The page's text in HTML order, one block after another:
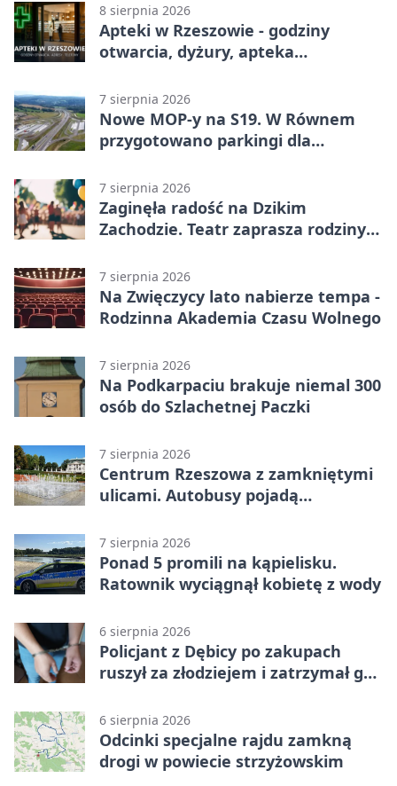
8 sierpnia 2026
Apteki w Rzeszowie - godziny
otwarcia, dyżury, apteka
7 sierpnia 2026
Nowe MOP-y na S19. W Równem
przygotowano parkingi dla
7 sierpnia 2026
Zaginęła radość na Dzikim
Zachodzie. Teatr zaprasza rodziny
7 sierpnia 2026
Na Zwięczycy lato nabierze tempa -
Rodzinna Akademia Czasu Wolnego
7 sierpnia 2026
Na Podkarpaciu brakuje niemal 300
osób do Szlachetnej Paczki
7 sierpnia 2026
Centrum Rzeszowa z zamkniętymi
ulicami. Autobusy pojadą
7 sierpnia 2026
Ponad 5 promili na kąpielisku.
Ratownik wyciągnął kobietę z wody
6 sierpnia 2026
Policjant z Dębicy po zakupach
ruszył za złodziejem i zatrzymał go
6 sierpnia 2026
Odcinki specjalne rajdu zamkną
drogi w powiecie strzyżowskim